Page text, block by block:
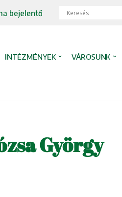
bejelentő
INTÉZMÉNYEK VÁROSUNK
György